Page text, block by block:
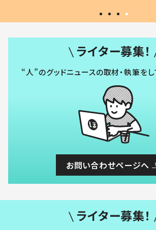
ライター募集！
“人”のグッドニュースの取材・執筆を
お問い合わせページへ
ライター募集！